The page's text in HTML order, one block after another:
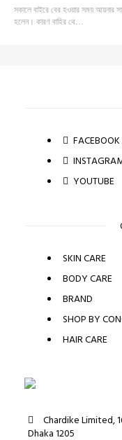
সকালে বাইরে বের হওয়ার সময় আয়নার
হলেন। কারণ বাহির থে…
FACEBOOK
YOUTUBE
SKIN CARE
BODY CARE
BRAND
SHOP BY
HAIR CARE
Chardike Limited,
Dhaka 1205